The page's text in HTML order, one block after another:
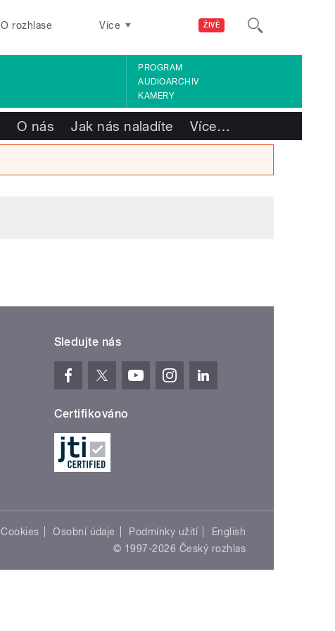
ŽIVĚ
O rozhlase Více
PROGRAM
AUDIOARCHIV
KAMERY
O nás Jak nás naladíte Více…
Sledujte nás
Certifikováno
Cookies Osobní údaje Podmínky užití
English
© 1997-2026 Český rozhlas